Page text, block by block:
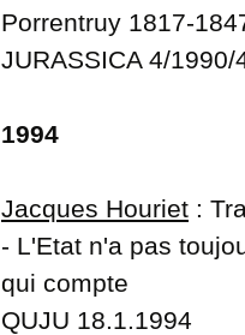
Porrentruy 1817-
JURASSICA 4/1990/
1994
Jacques Houriet :
- L'Etat n'a pas
qui compte
QUJU 18.1.1994